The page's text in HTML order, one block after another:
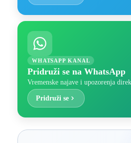
WHATSAPP KANAL
Pridruži se na WhatsApp
Vremenske najave i upozorenja
Pridruži se